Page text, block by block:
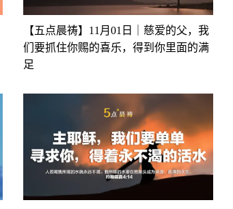
【五点晨祷】11月01日｜慈爱的父，我
们要抓住你赐的喜乐，得到你里面的满
足